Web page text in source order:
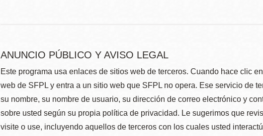
ANUNCIO PÚBLICO Y AVISO LEGAL
Este programa usa enlaces de sitios web de terceros. Cuando hace clic
web de SFPL y entra a un sitio web que SFPL no opera. Ese servicio de
su nombre, su nombre de usuario, su dirección de correo electrónico y
sobre usted según su propia política de privacidad. Le sugerimos que
visite o use, incluyendo aquellos de terceros con los cuales usted